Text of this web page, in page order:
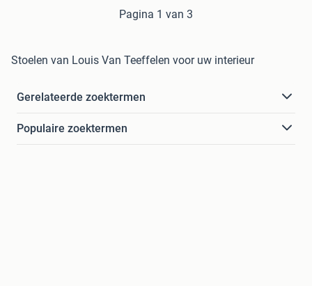
Pagina 1 van 3
Stoelen van Louis Van Teeffelen voor uw interieur
Gerelateerde zoektermen
Populaire zoektermen